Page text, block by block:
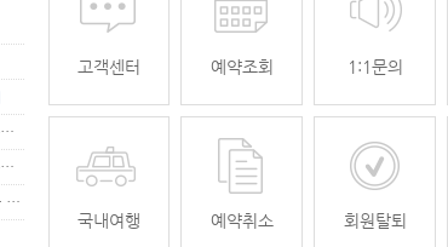
[무안공항 활성화-2탄] 여강[리장] 전세기 홍보 이벤트 "행운에 주인공…
[무안공항 활성화-2탄] 여강[리장] 전세기 홍보 이벤트 "행운에 주인공…
[무안공항 활성화] 가을전세기 홍보 이벤트 "행운에 주인공을 찾습니다."
고객센터 예약조회 1:1문의
국내여행 예약취소 회원탈퇴